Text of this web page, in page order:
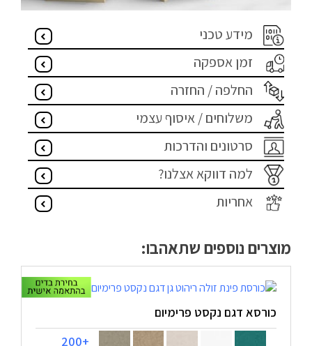
מידע טכני
זמן אספקה
החלפה / החזרה
משלוחים / איסוף עצמי
סרטונים והדרכות
למה דווקא אצלנו?
אחריות
מוצרים נוספים שתאהבו:
כורסא דגם נקסט פרימיום
+200